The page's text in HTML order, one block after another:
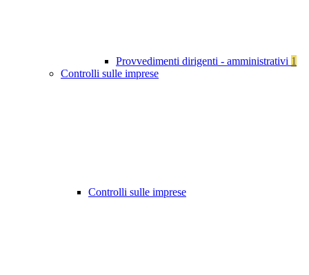
Provvedimenti dirigenti - amministrativi 1
Controlli sulle imprese
Controlli sulle imprese